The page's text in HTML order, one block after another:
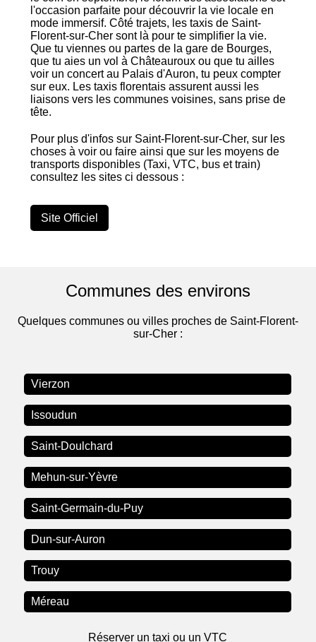
l'occasion parfaite pour découvrir la vie locale en
mode immersif. Côté trajets, les taxis de Saint-
Florent-sur-Cher sont là pour te simplifier la vie.
Que tu viennes ou partes de la gare de Bourges,
que tu aies un vol à Châteauroux ou que tu ailles
voir un concert au Palais d'Auron, tu peux compter
sur eux. Les taxis florentais assurent aussi les
liaisons vers les communes voisines, sans prise de
tête.
Pour plus d'infos sur Saint-Florent-sur-Cher, sur les
choses à voir ou faire ainsi que sur les moyens de
transports disponibles (Taxi, VTC, bus et train)
consultez les sites ci dessous :
Site Officiel
Communes des environs
Quelques communes ou villes proches de Saint-Florent-
sur-Cher :
Vierzon
Issoudun
Saint-Doulchard
Mehun-sur-Yèvre
Saint-Germain-du-Puy
Dun-sur-Auron
Trouy
Méreau
Réserver un taxi ou un VTC